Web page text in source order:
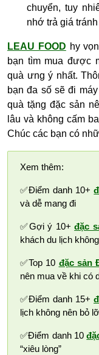
chuyển, tuy
nhớ trả giá
LEAU FOOD hy
bạn tìm mua được
quà ưng ý nhất.
bạn đa số sẽ đi
quà tặng đặc sản
lâu và không cấm
Chúc các bạn có
Xem thêm:
✅Điểm danh 10+
và dễ mang đi
✅Gợi ý 10+đặc
khách du lịch
✅Top 10 đặc sản
nên mua về khi có
✅Điểm danh 15+
lịch không nên bỏ lỡ
✅Điểm danh 10
“xiêu lòng”